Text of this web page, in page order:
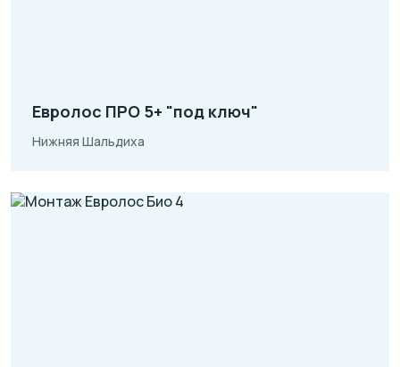
Евролос ПРО 5+ "под ключ"
Нижняя Шальдиха